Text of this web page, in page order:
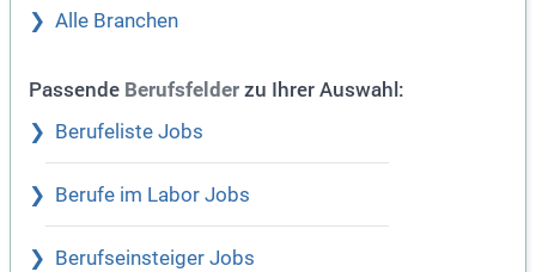
Alle Branchen
Passende Berufsfelder zu Ihrer Auswahl:
Berufeliste Jobs
Berufe im Labor Jobs
Berufseinsteiger Jobs